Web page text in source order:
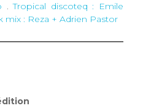
.Tropical discoteq : Emile
mix : Reza + Adrien Pastor